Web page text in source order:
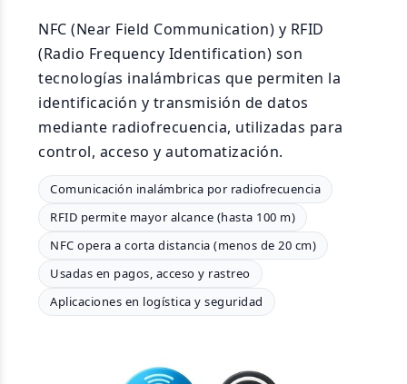
NFC (Near Field Communication) y RFID
(Radio Frequency Identification) son
tecnologías inalámbricas que permiten la
identificación y transmisión de datos
mediante radiofrecuencia, utilizadas para
control, acceso y automatización.
Comunicación inalámbrica por radiofrecuencia
RFID permite mayor alcance (hasta 100 m)
NFC opera a corta distancia (menos de 20 cm)
Usadas en pagos, acceso y rastreo
Aplicaciones en logística y seguridad